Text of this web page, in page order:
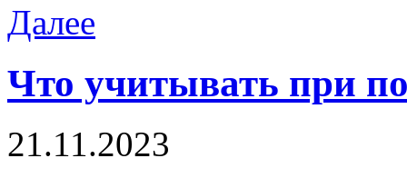
Далее
Что учитывать при
21.11.2023